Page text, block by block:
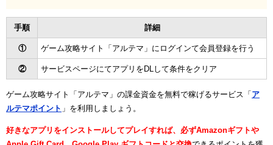
手順 詳細
① ゲーム攻略サイト「アルテマ」にログインて会員登録を行う
② サービスページにてアプリをDLして条件をクリア
ゲーム攻略サイト「アルテマ」の課金資金を無料で稼げるサービス「 ア
ルテマポイント 」を利用しましょう。
好きなアプリをインストールしてプレイすれば、必ずAmazonギフトや